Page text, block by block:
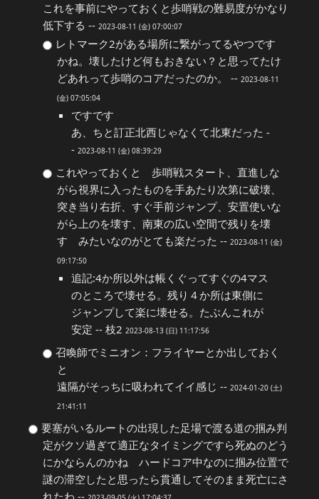
これを事前にやっておくと歩哨戦の難易度がかなり
低下する -- 2023-08-11 (金) 07:00:07
レトマーク2がある場所に繋がってるやつです
かね。壊したけど何もおきない？と思ってたけ
どあれって歩哨のコアだったのか。 -- 2023-08-11
(金) 07:05:04
ですです
あ、ちと訂正北西じゃなくて北東だった -
- 2023-08-11 (金) 08:39:29
これやっておくと 歩哨戦スタート、直進しな
がら視界に入ったものを手あたり次第に破壊、
突き当り右折、すぐ手前ジャンプ、安置使いな
がら上のを壊す、南東の広い空間で残りを壊
す みたいなのがとても楽だった -- 2023-08-11 (金)
09:17:50
追記:4か所以外は帳くぐってすぐの4マス
のところで壊せる。残り４か所は東側に
ジャンプして楽に壊せる。たぶんこれが
安定 -- 枝2 2023-08-13 (日) 11:17:56
召喚師でミニオン：フライヤーとか出しておく
と
遠隔がそっちに吸われてイイ感じ -- 2024-01-20 (土)
21:41:11
要塞がいるルートの出現した足場で渡る道の掴み判
定がクソ過ぎて適正なタイミングですら死ぬのどう
にかならんのかね ハードコア中なのに掴み位置で
謎の滞空したと思ったら貫通してそのまま死亡にさ